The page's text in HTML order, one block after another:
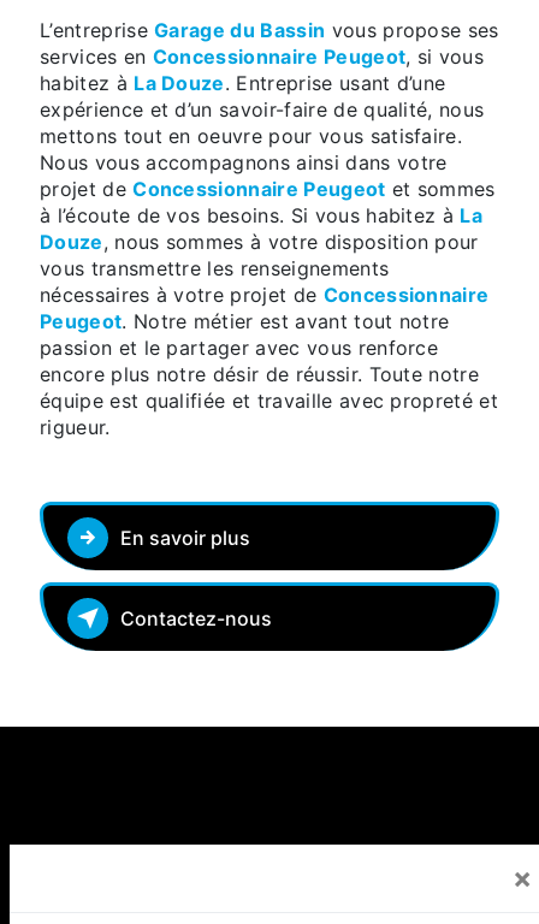
×
L’entrepriseGarage du Bassin vous propose ses
services en Concessionnaire Peugeot, si vous
habitez à La Douze. Entreprise usant d’une
expérience et d’un savoir-faire de qualité, nous
mettons tout en oeuvre pour vous satisfaire.
Nous vous accompagnons ainsi dans votre
projet deConcessionnaire Peugeot et sommes
à l’écoute de vos besoins. Si vous habitez à La
Douze, nous sommes à votre disposition pour
vous transmettre les renseignements
nécessaires à votre projet de Concessionnaire
Peugeot. Notre métier est avant tout notre
passion et le partager avec vous renforce
encore plus notre désir de réussir. Toute notre
équipe est qualifiée et travaille avec propreté et
rigueur.
En savoir plus
Contactez-nous